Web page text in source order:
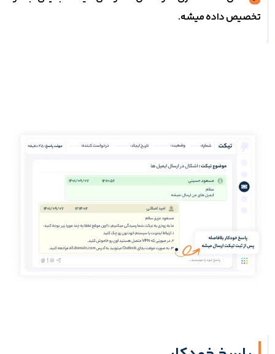
تخصیص داده میشه.